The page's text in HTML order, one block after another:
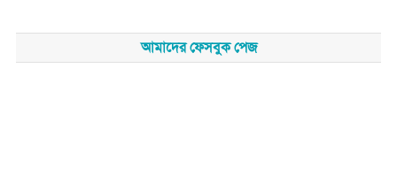
আমাদের ফেসবুক পেজ